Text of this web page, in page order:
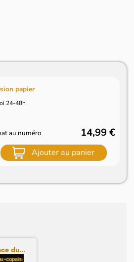
papier
24-48h
au numéro 14,99 €
Ajouter au panier
du...